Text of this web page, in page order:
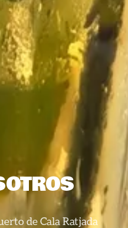
de Cala Ratjada